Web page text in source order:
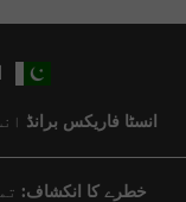
انسٹا فاریکس برانڈ
خطرے کا انکشاف: